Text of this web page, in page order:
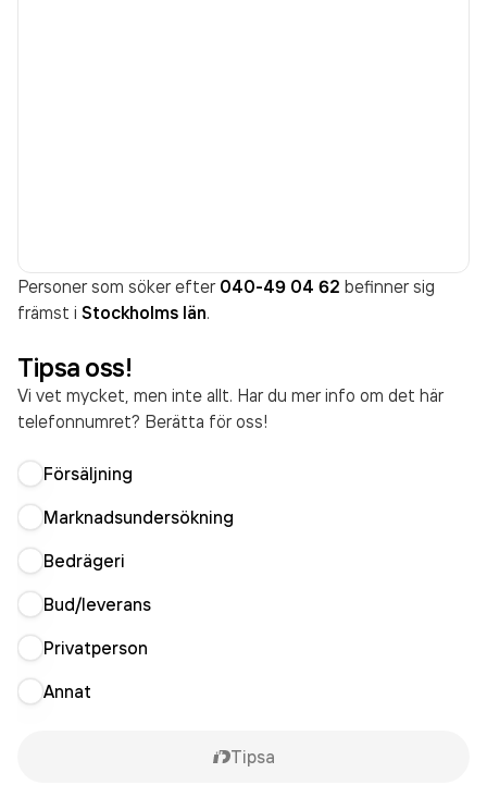
Personer som söker efter 040-49 04 62 befinner sig
främst i Stockholms län.
Tipsa oss!
Vi vet mycket, men inte allt. Har du mer info om det här
telefonnumret? Berätta för oss!
Försäljning
Marknadsundersökning
Bedrägeri
Bud/leverans
Privatperson
Annat
Tipsa